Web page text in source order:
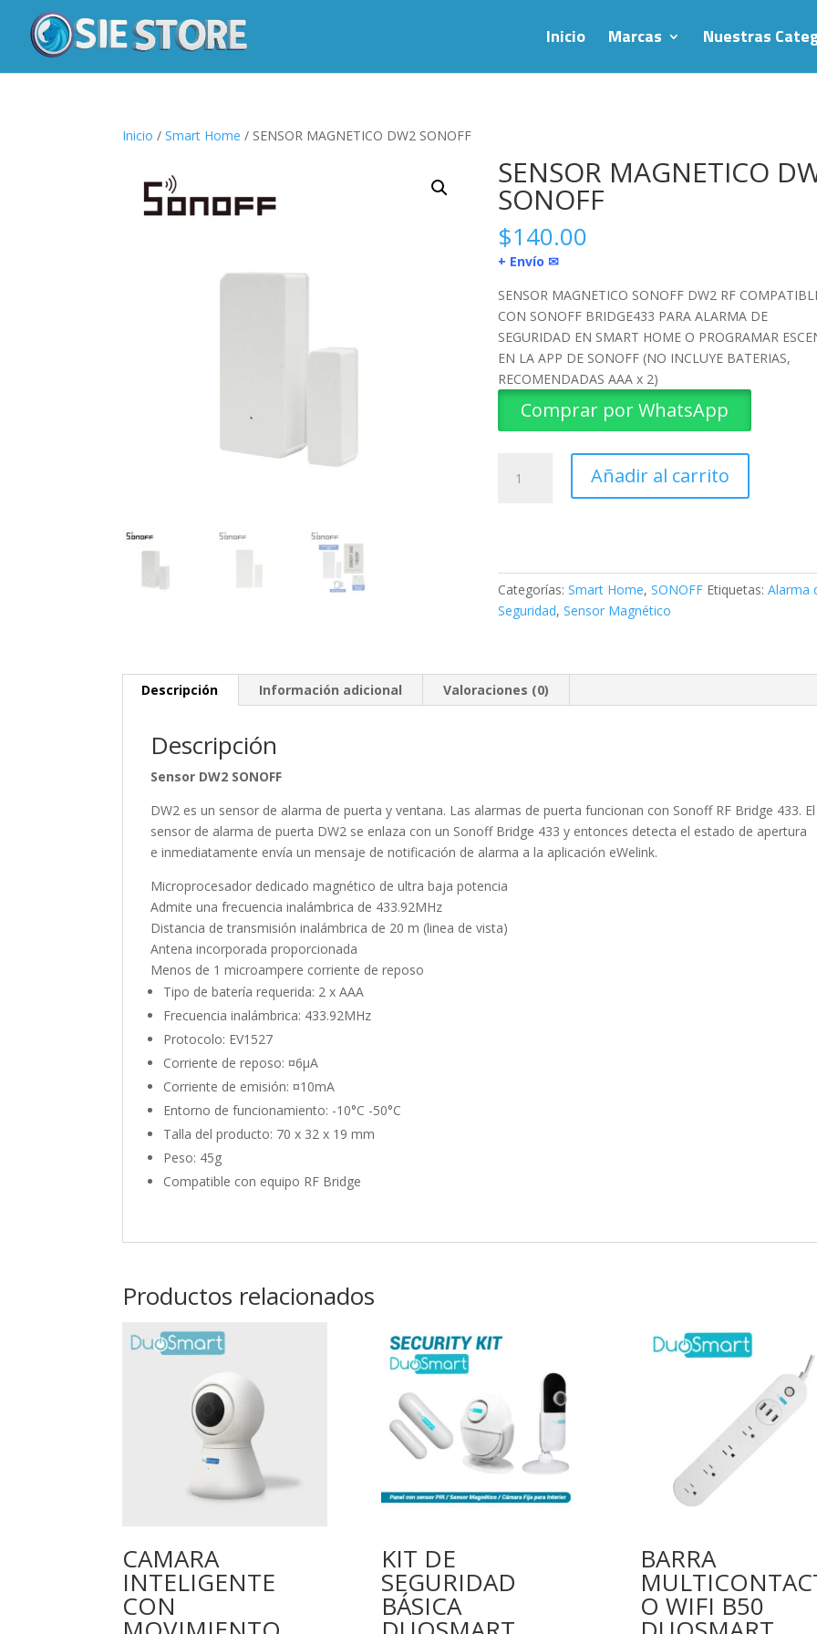
Inicio Marcas Nuestras
Inicio /Smart Home / SENSOR MAGNETICO DW2 SONOFF
SENSOR MAGNETICO
SONOFF
$140.00
+ Envío ✉
SENSOR MAGNETICO SONOFF DW2 RF
CON SONOFF BRIDGE433 PARA ALARMA DE
SEGURIDAD EN SMART HOME O PROGRAMAR
EN LA APP DE SONOFF (NO INCLUYE BATERIAS,
RECOMENDADAS AAA x 2)
Comprar por WhatsApp
MAGNETICO
Añadir al carrito
Categorías:Smart Home,SONOFF Etiquetas:Alarma
Seguridad,Sensor Magnético
Descripción Información adicional Valoraciones (0)
Descripción
Sensor DW2 SONOFF
DW2 es un sensor de alarma de puerta y ventana. Las alarmas de puerta funcionan con Sonoff RF Bridge 433. El
sensor de alarma de puerta DW2 se enlaza con un Sonoff Bridge 433 y entonces detecta el estado de apertura
e inmediatamente envía un mensaje de notificación de alarma a la aplicación eWelink.
Microprocesador dedicado magnético de ultra baja potencia
Admite una frecuencia inalámbrica de 433.92MHz
Distancia de transmisión inalámbrica de 20 m (linea de vista)
Antena incorporada proporcionada
Menos de 1 microampere corriente de reposo
Tipo de batería requerida: 2 x AAA
Frecuencia inalámbrica: 433.92MHz
Protocolo: EV1527
Corriente de reposo: ¤6µA
Corriente de emisión: ¤10mA
Entorno de funcionamiento: -10°C -50°C
Talla del producto: 70 x 32 x 19 mm
Peso: 45g
Compatible con equipo RF Bridge
Productos relacionados
CAMARA
INTELIGENTE
CON
KIT DE
SEGURIDAD
BÁSICA
BARRA
O WIFI B50